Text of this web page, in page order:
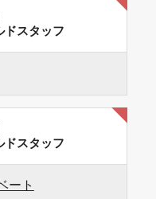
ドスタッフ
ドスタッフ
ート